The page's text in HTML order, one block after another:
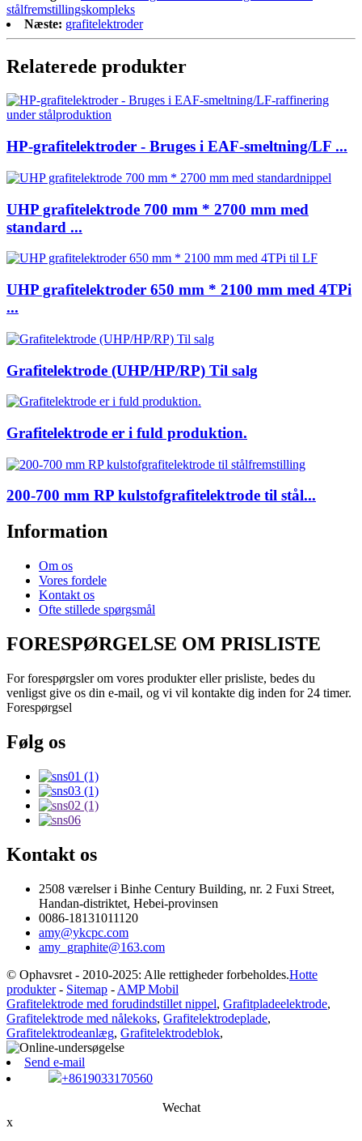
stålfremstillingskompleks
Næste: grafitelektroder
Relaterede produkter
HP-grafitelektroder - Bruges i EAF-smeltning/LF ...
UHP grafitelektrode 700 mm * 2700 mm med
standard ...
UHP grafitelektroder 650 mm * 2100 mm med 4TPi
...
Grafitelektrode (UHP/HP/RP) Til salg
Grafitelektrode er i fuld produktion.
200-700 mm RP kulstofgrafitelektrode til stål...
Information
Om os
Vores fordele
Kontakt os
Ofte stillede spørgsmål
FORESPØRGELSE OM PRISLISTE
For forespørgsler om vores produkter eller prisliste, bedes du
venligst give os din e-mail, og vi vil kontakte dig inden for 24 timer.
Forespørgsel
Følg os
Kontakt os
2508 værelser i Binhe Century Building, nr. 2 Fuxi Street,
Handan-distriktet, Hebei-provinsen
0086-18131011120
amy@ykcpc.com
amy_graphite@163.com
© Ophavsret - 2010-2025: Alle rettigheder forbeholdes.Hotte
produkter- Sitemap - AMP Mobil
Grafitelektrode med forudindstillet nippel, Grafitpladeelektrode,
Grafitelektrode med nålekoks, Grafitelektrodeplade,
Grafitelektrodeanlæg, Grafitelektrodeblok,
Send e-mail
+8619033170560
Wechat
x